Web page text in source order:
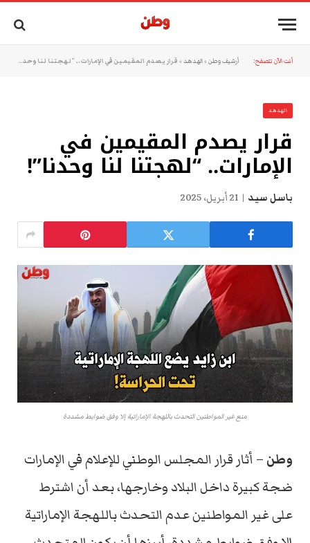
أنت الآن تتصفح: أرشيف وطن »الهدهد » قرار يصدم المقيمين في الإمارات.. “لهجتنا لنا وحدنا”!
الهدهد
قرار يصدم المقيمين في
الإمارات.. “لهجتنا لنا وحدنا”!
باسل سيد 21 أبريل، 2025
منع غير المواطنين التحدث باللهجة الإماراتية إلا وفق ضوابط مشددة
وطن – أثار قرار المجلس الوطني للإعلام في الإمارات
ضجة كبيرة داخل البلاد وخارجها، بعد أن اشترط
على غير المواطنين عدم التحدث باللهجة الإماراتية